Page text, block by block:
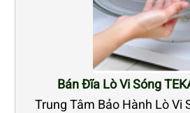
Bán Đĩa Lò Vi Sóng
Trung Tâm Bảo Hành Lò Vi